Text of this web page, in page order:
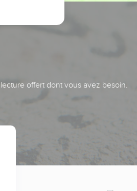
offert dont vous avez besoin.